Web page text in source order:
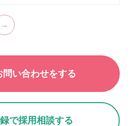
問い合わせをする
で採用相談する